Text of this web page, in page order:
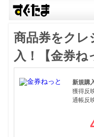
商品券をクレ
入！【金券ね
新規購
獲得反
通帳反